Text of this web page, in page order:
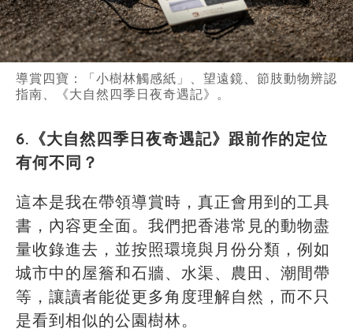
導賞四寶：「小樹林觸感紙」、望遠鏡、節肢動物辨認
指南、《大自然四季日夜奇遇記》。
6.《大自然四季日夜奇遇記》跟前作的定位
有何不同？
這本是我在帶領導賞時，真正會用到的工具
書，內容更全面。我們把香港常見的動物盡
量收錄進去，並按照環境與月份分類，例如
城市中的屋簷和石牆、水渠、農田、潮間帶
等，讓讀者能從更多角度理解自然，而不只
是看到相似的公園樹林。